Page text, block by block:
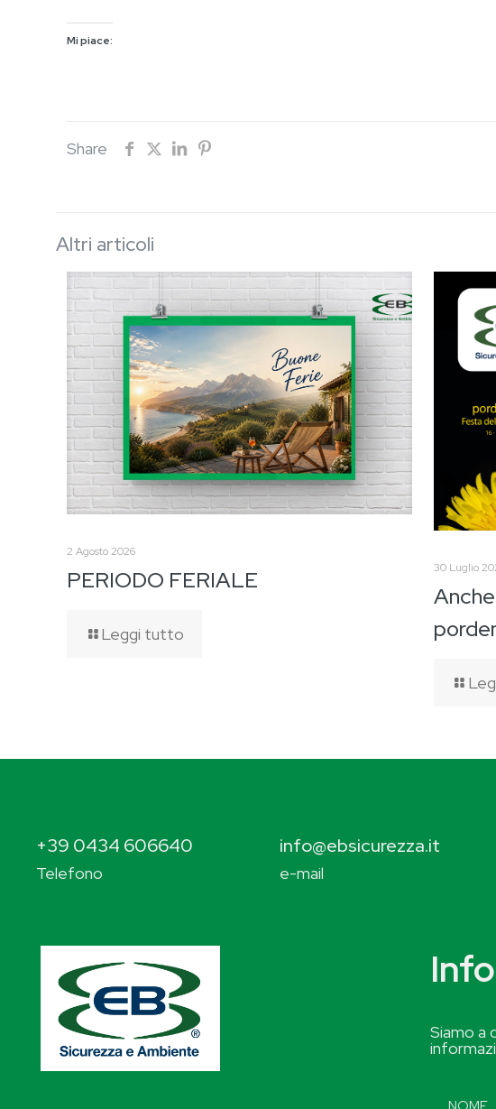
Mi piace:
Share
Altri articoli
2 Agosto 2026
PERIODO FERIALE
Leggi tutto
30 Luglio
+39 0434 606640
Telefono
info@ebsicurezza.it
e-mail
Siamo a